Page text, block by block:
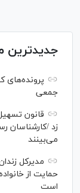
جدیدترین
پرونده‌های
جمعی
قانون
زد /کارشناسان
می‌بینند
مدیرکل
حمایت از
است